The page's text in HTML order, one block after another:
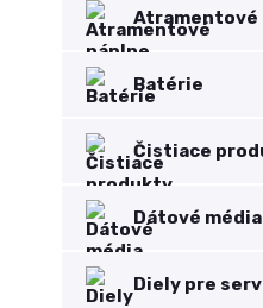
Atramentové
Batérie
Čistiace
Dátové média
Diely pre